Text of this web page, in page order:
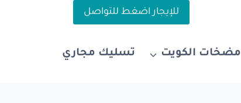
للإيجار اضغط للتواصل
مضخات الكويت تسليك مجاري